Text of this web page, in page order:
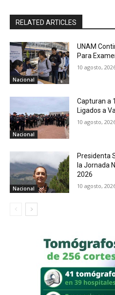
RELATED ARTICLES
Nacional
UNAM
Para
10 agosto,
Nacional
Capturan a
Ligados a
10 agosto,
Nacional
Presidenta
la Jornada
2026
10 agosto,